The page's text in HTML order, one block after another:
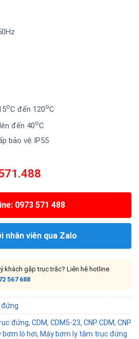
oC đến 120oC
đến 40oC
bảo vệ IP55
0973 571 488
nhân viên qua Zalo
khách gặp trục trặc? Liên hệ hotline
567 688
đứng, CDM, CDM5-23, CNP CDM, CNP
bơm lò hơi, Máy bơm ly tâm trục đứng